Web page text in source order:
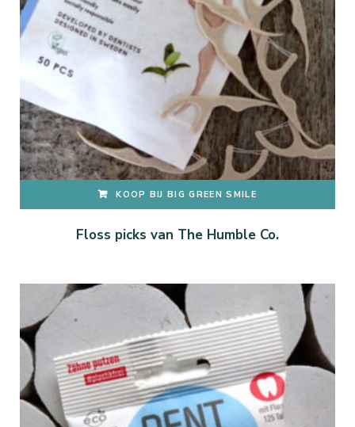
KOOP BIJ BIG GREEN SMILE
Floss picks van The Humble Co.